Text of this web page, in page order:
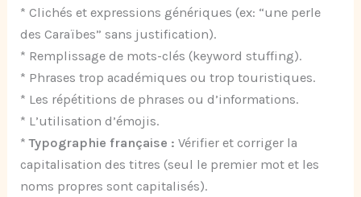
* Clichés et expressions génériques (ex: “une perle
des Caraïbes” sans justification).
* Remplissage de mots-clés (keyword stuffing).
* Phrases trop académiques ou trop touristiques.
* Les répétitions de phrases ou d’informations.
* L’utilisation d’émojis.
*Typographie française : Vérifier et corriger la
capitalisation des titres (seul le premier mot et les
noms propres sont capitalisés).